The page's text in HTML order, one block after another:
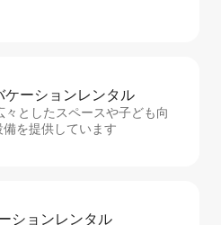
ー⁠シ⁠ョ⁠ンレ⁠ン⁠タ⁠ル
としたスペースや子ども向
を提供しています
シ⁠ョ⁠ンレ⁠ン⁠タ⁠ル